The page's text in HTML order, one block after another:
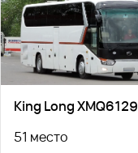
King Long XMQ6129
51 место